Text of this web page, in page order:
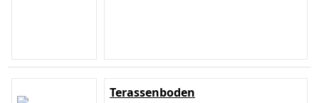
Terassenboden